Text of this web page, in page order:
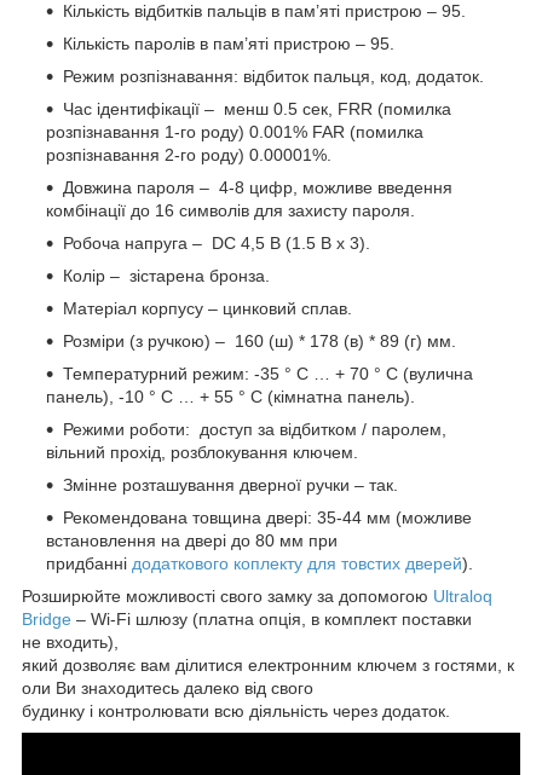
Кількість відбитків пальців в пам’яті пристрою – 95.
Кількість паролів в пам’яті пристрою – 95.
Режим розпізнавання: відбиток пальця, код, додаток.
Час ідентифікації – менш 0.5 сек, FRR (помилка
розпізнавання 1-го роду) 0.001% FAR (помилка
розпізнавання 2-го роду) 0.00001%.
Довжина пароля – 4-8 цифр, можливе введення
комбінації до 16 символів для захисту пароля.
Робоча напруга – DC 4,5 В (1.5 В х 3).
Колір – зістарена бронза.
Матеріал корпусу – цинковий сплав.
Розміри (з ручкою) – 160 (ш) * 178 (в) * 89 (г) мм.
Температурний режим: -35 ° C … + 70 ° C (вулична
панель), -10 ° C … + 55 ° C (кімнатна панель).
Режими роботи: доступ за відбитком / паролем,
вільний прохід, розблокування ключем.
Змінне розташування дверної ручки – так.
Рекомендована товщина двері: 35-44 мм (можливе
встановлення на двері до 80 мм при
придбанні додаткового коплекту для товстих дверей).
Розширюйте можливості свого замку за допомогою Ultraloq
Bridge – Wi-Fi шлюзу (платна опція, в комплект поставки
не входить),
який дозволяє вам ділитися електронним ключем з гостями, к
оли Ви знаходитесь далеко від свого
будинку і контролювати всю діяльність через додаток.